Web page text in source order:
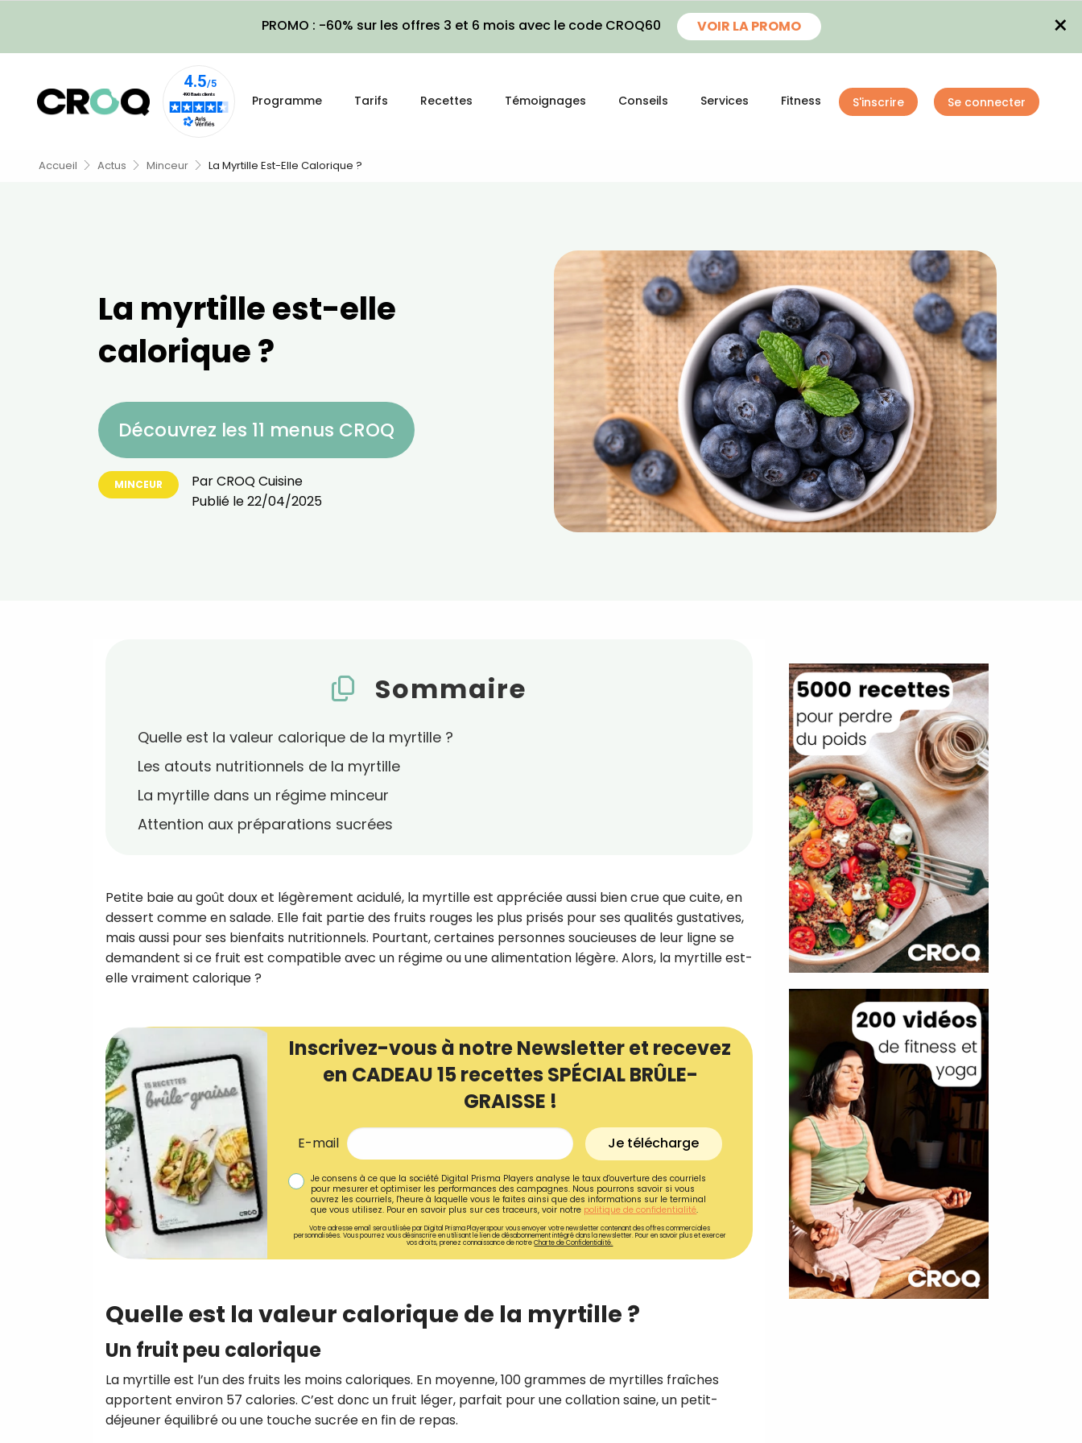
PROMO : -60% sur les offres 3 et 6 mois avec le code CROQ60 VOIR LA PROMO ×
Programme Tarifs Recettes Témoignages Conseils Services Fitness S'inscrire Se connecter
Accueil Actus Minceur La Myrtille Est-Elle Calorique ?
La myrtille est-elle
calorique ?
Découvrez les 11 menus CROQ
MINCEUR ParCROQ Cuisine
Publié le22/04/2025
Sommaire
Quelle est la valeur calorique de la myrtille ?
Les atouts nutritionnels de la myrtille
La myrtille dans un régime minceur
Attention aux préparations sucrées
Petite baie au goût doux et légèrement acidulé, la myrtille est appréciée aussi bien crue que cuite, en
dessert comme en salade. Elle fait partie des fruits rouges les plus prisés pour ses qualités gustatives,
mais aussi pour ses bienfaits nutritionnels. Pourtant, certaines personnes soucieuses de leur ligne se
demandent si ce fruit est compatible avec un régime ou une alimentation légère. Alors, la myrtille est-
elle vraiment calorique ?
Inscrivez-vous à notre Newsletter et recevez
en CADEAU 15 recettes SPÉCIAL BRÛLE-
GRAISSE !
E-mail Je télécharge
Je consens à ce que la société Digital Prisma Players analyse le taux d'ouverture des courriels
pour mesurer et optimiser les performances des campagnes. Nous pourrons savoir si vous
ouvrez les courriels, l'heure à laquelle vous le faites ainsi que des informations sur le terminal
que vous utilisez. Pour en savoir plus sur ces traceurs, voir notre politique de confidentialité.
Votre adresse email sera utilisée par Digital Prisma Playerspour vous envoyer votre newsletter contenant des offres commerciales
personnalisées. Vous pourrez vous désinscrire en utilisant le lien de désabonnement intégré dans la newsletter. Pour en savoir plus et exercer
vos droits, prenez connaissance de notreCharte de Confidentialité.
Quelle est la valeur calorique de la myrtille ?
Un fruit peu calorique
La myrtille est l’un des fruits les moins caloriques. En moyenne, 100 grammes de myrtilles fraîches
apportent environ 57 calories. C’est donc un fruit léger, parfait pour une collation saine, un petit-
déjeuner équilibré ou une touche sucrée en fin de repas.
recettes inédites de CROQ
!